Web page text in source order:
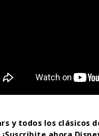
y todos los clásicos